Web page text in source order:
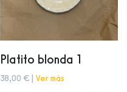
Platito blonda 1
38,00 € | Ver más